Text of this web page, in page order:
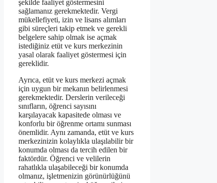
şekilde faaliyet göstermesini
sağlamanız gerekmektedir. Vergi
mükellefiyeti, izin ve lisans alımları
gibi süreçleri takip etmek ve gerekli
belgelere sahip olmak ise açmak
istediğiniz etüt ve kurs merkezinin
yasal olarak faaliyet göstermesi için
gereklidir.
Ayrıca, etüt ve kurs merkezi açmak
için uygun bir mekanın belirlenmesi
gerekmektedir. Derslerin verileceği
sınıfların, öğrenci sayısını
karşılayacak kapasitede olması ve
konforlu bir öğrenme ortamı sunması
önemlidir. Aynı zamanda, etüt ve kurs
merkezinizin kolaylıkla ulaşılabilir bir
konumda olması da tercih edilen bir
faktördür. Öğrenci ve velilerin
rahatlıkla ulaşabileceği bir konumda
olmanız, işletmenizin görünürlüğünü